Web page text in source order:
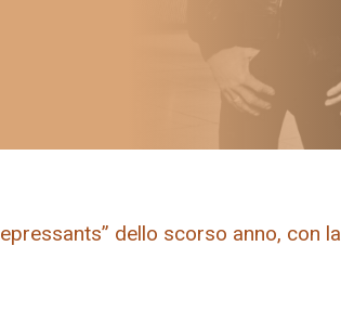
dello scorso anno, con la